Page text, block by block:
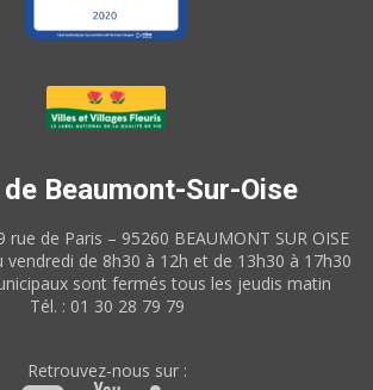
Beaumont-Sur-Oise
rue de Paris – 95260 BEAUMONT SUR OISE
vendredi de 8h30 à 12h et de 13h30 à 17h30
sont fermés tous les jeudis matin
Tél. : 01 30 28 79 79
Retrouvez-nous sur :